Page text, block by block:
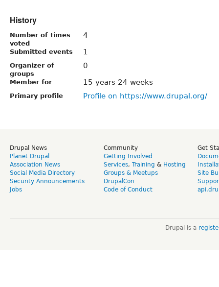
History
Number of times
voted
4
Submitted events 1
Organizer of
groups
0
Member for 15 years 24 weeks
Primary profile Profile on https://www.drupal.org/
Drupal News
Planet Drupal
Association News
Social Media Directory
Security Announcements
Jobs
Community
Getting Involved
Services, Training & Hosting
Groups & Meetups
DrupalCon
Code of Conduct
Get
Site
Drupal is a